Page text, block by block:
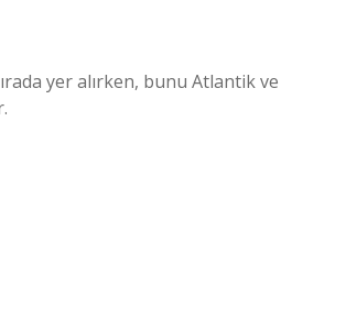
yer alırken, bunu Atlantik ve